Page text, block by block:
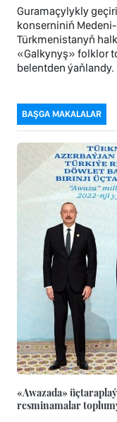
Guramaçylykly
konserniniň
Türkmenistanyň
«Galkynyş» folklor
belentden ýaňlandy.
BAŞGA MAKALALAR
«Awazada»
resminamalar